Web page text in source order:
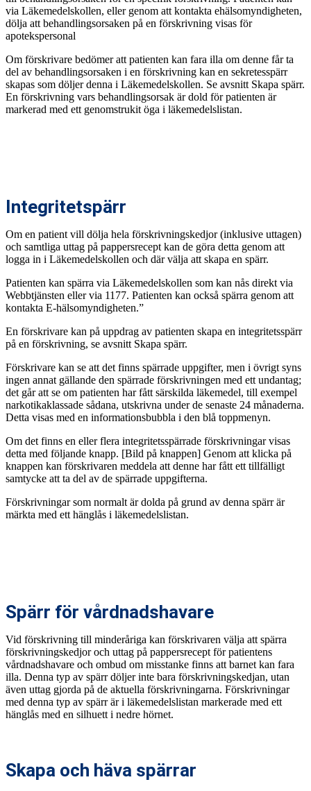
via Läkemedelskollen, eller genom att kontakta ehälsomyndigheten,
dölja att behandlingsorsaken på en förskrivning visas för
apotekspersonal
Om förskrivare bedömer att patienten kan fara illa om denne får ta
del av behandlingsorsaken i en förskrivning kan en sekretesspärr
skapas som döljer denna i Läkemedelskollen. Se avsnitt Skapa spärr.
En förskrivning vars behandlingsorsak är dold för patienten är
markerad med ett genomstrukit öga i läkemedelslistan.
Integritetspärr
Om en patient vill dölja hela förskrivningskedjor (inklusive uttagen)
och samtliga uttag på pappersrecept kan de göra detta genom att
logga in i Läkemedelskollen och där välja att skapa en spärr.
Patienten kan spärra via Läkemedelskollen som kan nås direkt via
Webbtjänsten eller via 1177. Patienten kan också spärra genom att
kontakta E-hälsomyndigheten.”
En förskrivare kan på uppdrag av patienten skapa en integritetsspärr
på en förskrivning, se avsnitt Skapa spärr.
Förskrivare kan se att det finns spärrade uppgifter, men i övrigt syns
ingen annat gällande den spärrade förskrivningen med ett undantag;
det går att se om patienten har fått särskilda läkemedel, till exempel
narkotikaklassade sådana, utskrivna under de senaste 24 månaderna.
Detta visas med en informationsbubbla i den blå toppmenyn.
Om det finns en eller flera integritetsspärrade förskrivningar visas
detta med följande knapp. [Bild på knappen] Genom att klicka på
knappen kan förskrivaren meddela att denne har fått ett tillfälligt
samtycke att ta del av de spärrade uppgifterna.
Förskrivningar som normalt är dolda på grund av denna spärr är
märkta med ett hänglås i läkemedelslistan.
Spärr för vårdnadshavare
Vid förskrivning till minderåriga kan förskrivaren välja att spärra
förskrivningskedjor och uttag på pappersrecept för patientens
vårdnadshavare och ombud om misstanke finns att barnet kan fara
illa. Denna typ av spärr döljer inte bara förskrivningskedjan, utan
även uttag gjorda på de aktuella förskrivningarna. Förskrivningar
med denna typ av spärr är i läkemedelslistan markerade med ett
hänglås med en silhuett i nedre hörnet.
Skapa och häva spärrar